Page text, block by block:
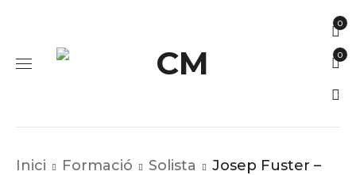
0
0
Inici Formació Solista
Josep Fuster –